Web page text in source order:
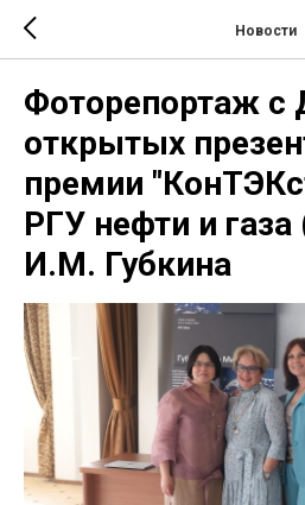
Новости
Фоторепортаж с
открытых
премии
РГУ нефти и
И.М. Губкина